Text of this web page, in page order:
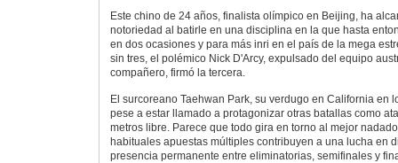
Este chino de 24 años, finalista olímpico en Beijing, ha
notoriedad al batirle en una disciplina en la que hasta
en dos ocasiones y para más inri en el país de la mega
sin tres, el polémico Nick D'Arcy, expulsado del equipo
compañero, firmó la tercera.
El surcoreano Taehwan Park, su verdugo en California en
pese a estar llamado a protagonizar otras batallas como
metros libre. Parece que todo gira en torno al mejor
habituales apuestas múltiples contribuyen a una lucha en
presencia permanente entre eliminatorias, semifinales y